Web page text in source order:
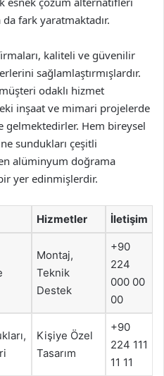
fark yaratmaktadır.
kaliteli ve güvenilir
sağlamlaştırmışlardır.
odaklı hizmet
inşaat ve mimari projelerde
Hem bireysel
sundukları çeşitli
alüminyum doğrama
yer edinmişlerdir.
Hizmetler İletişim
Montaj,
Teknik
Destek
+90
224
000 00
00
Kişiye Özel
Tasarım
+90
224 111
11 11